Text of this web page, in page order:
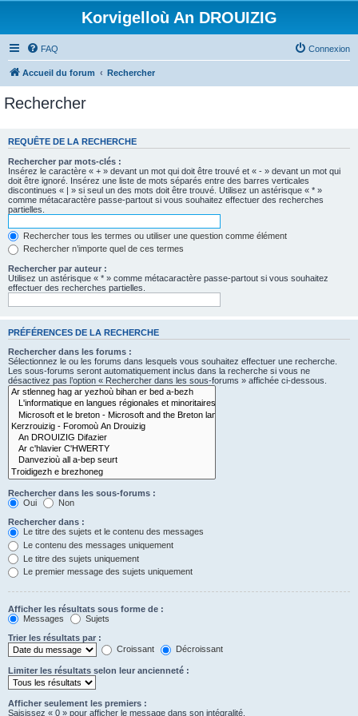
Korvigelloù An DROUIZIG
FAQ Connexion
Accueil du forum Rechercher
Rechercher
REQUÊTE DE LA RECHERCHE
Rechercher par mots-clés :
Insérez le caractère « + » devant un mot qui doit être trouvé et « - » devant un mot qui
doit être ignoré. Insérez une liste de mots séparés entre des barres verticales
discontinues « | » si seul un des mots doit être trouvé. Utilisez un astérisque « * »
comme métacaractère passe-partout si vous souhaitez effectuer des recherches
partielles.
Rechercher tous les termes ou utiliser une question comme élément
Rechercher n’importe quel de ces termes
Rechercher par auteur :
Utilisez un astérisque « * » comme métacaractère passe-partout si vous souhaitez
effectuer des recherches partielles.
PRÉFÉRENCES DE LA RECHERCHE
Rechercher dans les forums :
Sélectionnez le ou les forums dans lesquels vous souhaitez effectuer une recherche.
Les sous-forums seront automatiquement inclus dans la recherche si vous ne
désactivez pas l’option « Rechercher dans les sous-forums » affichée ci-dessous.
Rechercher dans les sous-forums :
Oui
Non
Rechercher dans :
Le titre des sujets et le contenu des messages
Le contenu des messages uniquement
Le titre des sujets uniquement
Le premier message des sujets uniquement
Afficher les résultats sous forme de :
Messages
Sujets
Trier les résultats par :
Croissant
Décroissant
Limiter les résultats selon leur ancienneté :
Afficher seulement les premiers :
Saisissez « 0 » pour afficher le message dans son intégralité.